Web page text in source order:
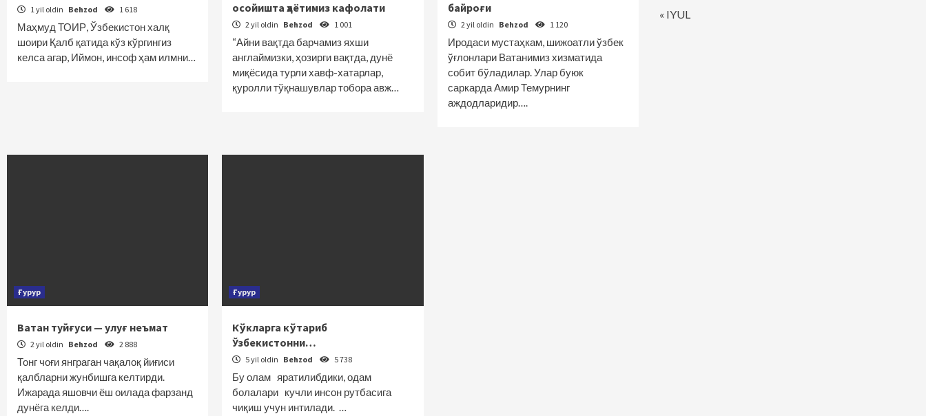
1 yil oldin Behzod 1 618
Маҳмуд ТОИР, Ўзбекистон халқ
шоири Қалб қатида кўз кўргингиз
келса агар, Иймон, инсоф ҳам илмни…
осойишта ҳаётимиз кафолати
2 yil oldin Behzod 1 001
“Айни вақтда барчамиз яхши
англаймизки, ҳозирги вақтда, дунё
миқёсида турли хавф-хатарлар,
қуролли тўқнашувлар тобора авж…
байроғи
2 yil oldin Behzod 1 120
Иродаси мустаҳкам, шижоатли ўзбек
ўғлонлари Ватанимиз хизматида
собит бўладилар. Улар буюк
саркарда Амир Темурнинг
аждодларидир….
Ғурур
Ватан туйғуси — улуғ неъмат
2 yil oldin Behzod 2 888
Тонг чоғи янграган чақалоқ йиғиси
қалбларни жунбишга келтирди.
Ижарада яшовчи ёш оилада фарзанд
дунёга келди….
Ғурур
Кўкларга кўтариб
Ўзбекистонни…
5 yil oldin Behzod 5 738
Бу олам яратилибдики, одам
болалари кучли инсон рутбасига
чиқиш учун интилади. …
« IYUL